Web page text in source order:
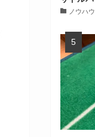
ノウハウ